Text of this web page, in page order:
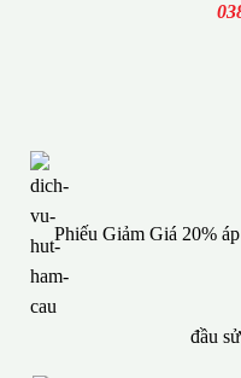
Phiếu Giảm Giá 20% áp
đầu